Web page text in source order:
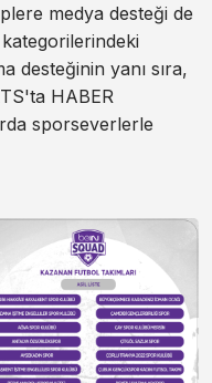
medya desteği de
desteğinin yanı sıra,
HABER
sporseverlerle